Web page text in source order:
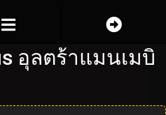
อุลตร้าแมนเมบิ